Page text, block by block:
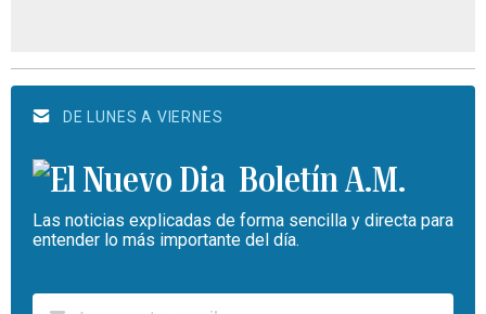
DE LUNES A VIERNES
Boletín A.M.
Las noticias explicadas de forma sencilla y directa para
entender lo más importante del día.